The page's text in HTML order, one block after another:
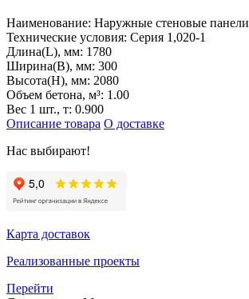
Наименование: Наружные стеновые панели
Технические условия: Серия 1,020-1
Длина(L), мм: 1780
Ширина(B), мм: 300
Высота(H), мм: 2080
Объем бетона, м³: 1.00
Вес 1 шт., т: 0.900
Описание товара О доставке
Нас выбирают!
Карта доставок
Реализованные проекты
Перейти